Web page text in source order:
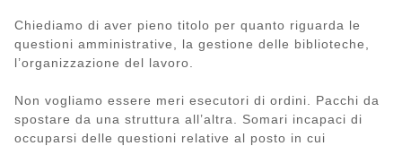
Chiediamo di aver pieno titolo per quanto riguarda le
questioni amministrative, la gestione delle biblioteche,
l’organizzazione del lavoro.
Non vogliamo essere meri esecutori di ordini. Pacchi da
spostare da una struttura all’altra. Somari incapaci di
occuparsi delle questioni relative al posto in cui